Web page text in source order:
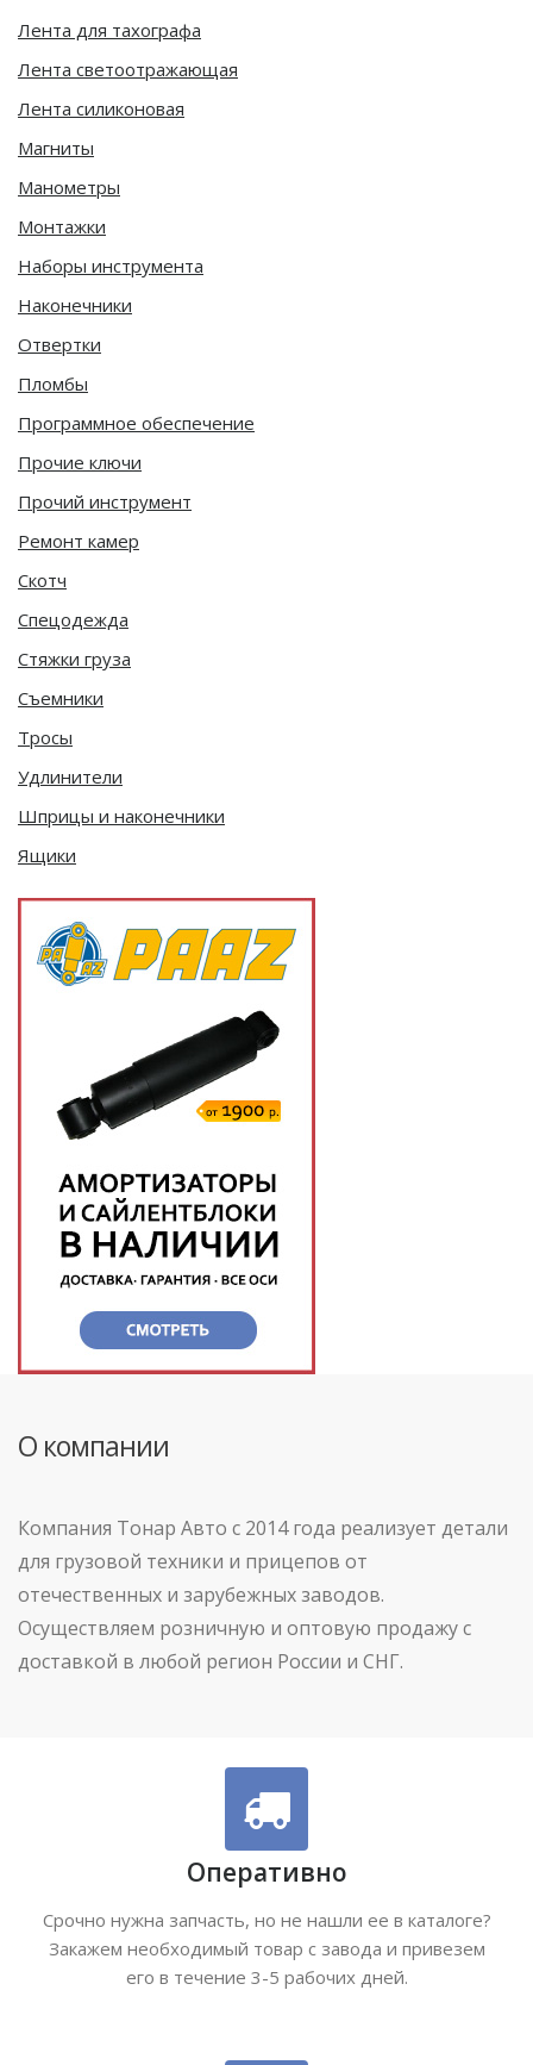
Лента для тахографа
Лента светоотражающая
Лента силиконовая
Магниты
Манометры
Монтажки
Наборы инструмента
Наконечники
Отвертки
Пломбы
Программное обеспечение
Прочие ключи
Прочий инструмент
Ремонт камер
Скотч
Спецодежда
Стяжки груза
Съемники
Тросы
Удлинители
Шприцы и наконечники
Ящики
О компании
Компания Тонар Авто с 2014 года реализует детали
для грузовой техники и прицепов от
отечественных и зарубежных заводов.
Осуществляем розничную и оптовую продажу с
доставкой в любой регион России и СНГ.
Оперативно
Срочно нужна запчасть, но не нашли ее в каталоге?
Закажем необходимый товар с завода и привезем
его в течение 3-5 рабочих дней.